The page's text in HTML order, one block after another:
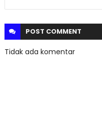
POST COMMENT
Tidak ada komentar